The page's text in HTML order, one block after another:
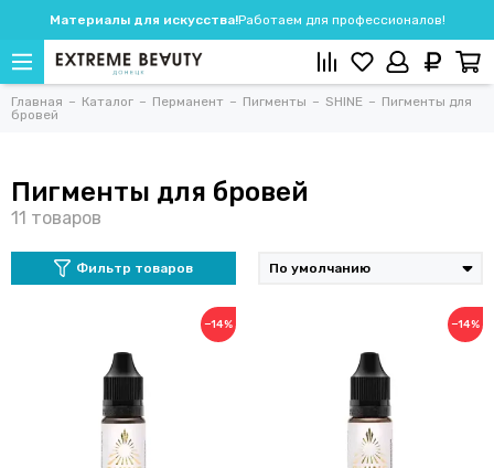
Материалы для искусства!Работаем для профессионалов!
Главная Каталог Перманент Пигменты SHINE
Пигменты для
бровей
Пигменты для бровей
Фильтр товаров
−14% −14%